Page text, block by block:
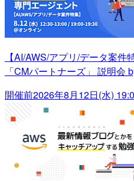
【AI/AWS/アプリ/データ案
「CMパートナーズ」 説明会
開催前2026年8月12日(水)